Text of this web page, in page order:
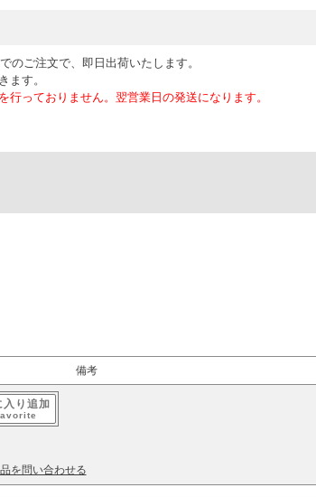
のご注文で、即日出荷いたします。
ます。
行っておりません。翌営業日の発送になります。
備考
入り追加
を問い合わせる